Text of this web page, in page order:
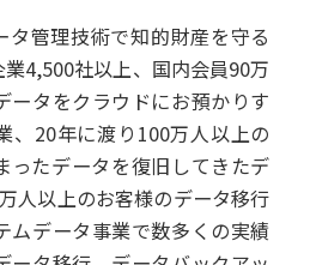
タ管理技術で知的財産を守る
4,500社以上、国内会員90万
ータをクラウドにお預かりす
、20年に渡り100万人以上の
ったデータを復旧してきたデ
人以上のお客様のデータ移行
ムデータ事業で数多くの実績